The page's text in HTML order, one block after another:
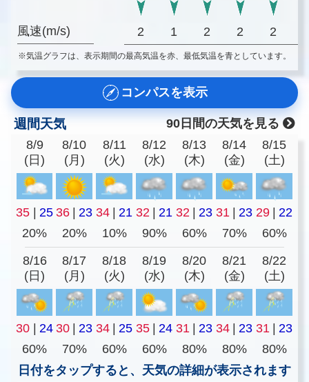
風速(m/s) 2 1 2 2 2
※気温グラフは、表示期間の最高気温を赤、最低気温を青としています。
コンパスを表示
週間天気
90日間の天気を見る
8/9
(日)
8/10
(月)
8/11
(火)
8/12
(水)
8/13
(木)
8/14
(金)
8/15
(土)
35 25 36 23 34 21 32 21 32 23 31 23 29
22
20%
20% 10% 90% 60% 70% 60%
8/16
(日)
8/17
(月)
8/18
(火)
8/19
(水)
8/20
(木)
8/21
(金)
8/22
(土)
30 24 30 23 34 25 35 24 31 23 34 23 31
23
60%
70% 60% 60% 80% 80%
80%
日付をタップすると、天気の詳細が表示されます